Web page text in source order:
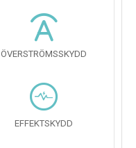
ÖVERSTRÖMSSKYDD
EFFEKTSKYDD